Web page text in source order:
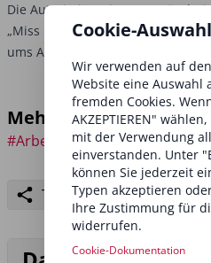
Die Autorin ist seit 2014
„Miss Lashes“, einem Beauty-
ums Auge. Zu ihrem Team zählen
Mehr zu den Themen:
#Arbeitstechnik
Teilen
Cookie-
Wir verwenden auf
Website eine Auswahl
fremden Cookies.
AKZEPTIEREN"
mit der Verwendung
einverstanden. Unter
können Sie jederzeit
Typen akzeptieren
Ihre Zustimmung für
widerrufen.
Cookie-Dokumentation